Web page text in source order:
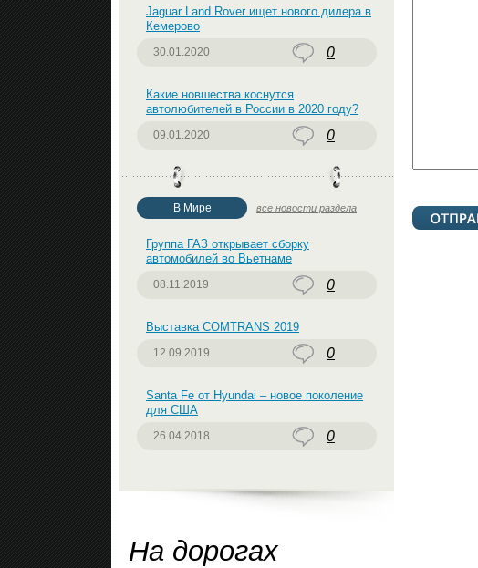
Jaguar Land Rover ищет нового дилера в
Кемерово
30.01.2020 0
Какие новшества коснутся
автолюбителей в России в 2020 году?
09.01.2020 0
В Мире все новости раздела
Группа ГАЗ открывает сборку
автомобилей во Вьетнаме
08.11.2019 0
Выставка COMTRANS 2019
12.09.2019 0
Santa Fe от Hyundai – новое поколение
для США
26.04.2018 0
На дорогах